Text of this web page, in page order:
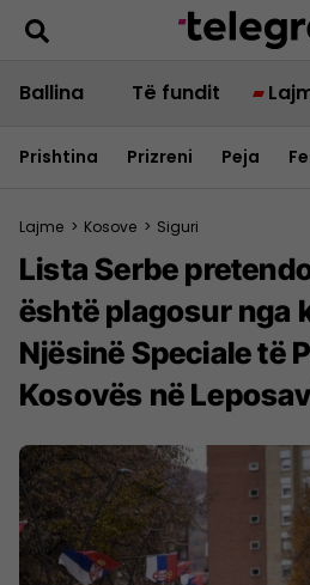
Ballina Të fundit
Prishtina Prizreni Peja
Lajme > Kosove > Siguri
Lista Serbe
është plagosur nga
Njësinë Speciale të
Kosovës në